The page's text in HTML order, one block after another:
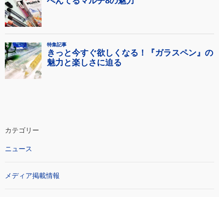
カテゴリー
ニュース
メディア掲載情報